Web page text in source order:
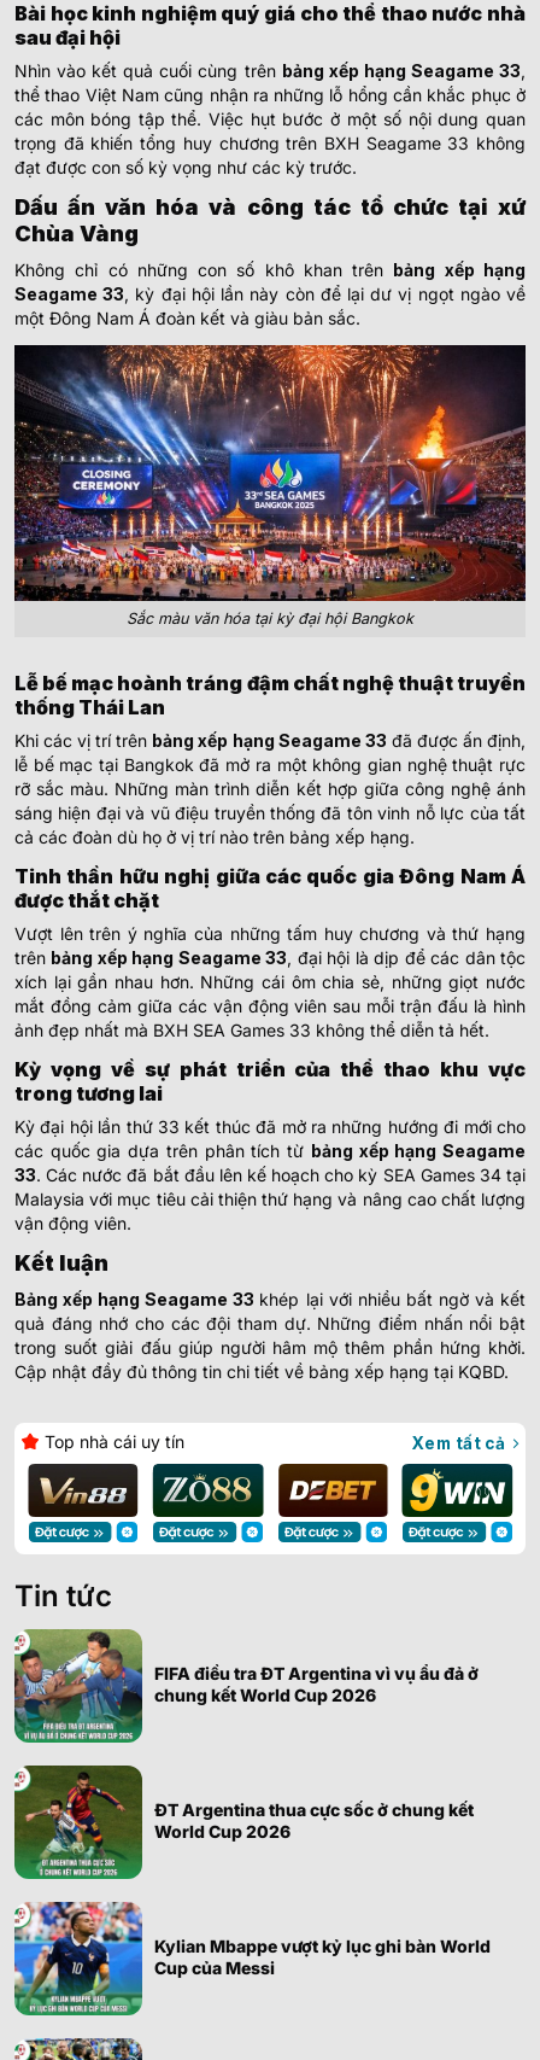
Bài học kinh nghiệm quý giá cho thể thao nước nhà
sau đại hội
Nhìn vào kết quả cuối cùng trên bảng xếp hạng Seagame 33,
thể thao Việt Nam cũng nhận ra những lỗ hổng cần khắc phục ở
các môn bóng tập thể. Việc hụt bước ở một số nội dung quan
trọng đã khiến tổng huy chương trên BXH Seagame 33 không
đạt được con số kỳ vọng như các kỳ trước.
Dấu ấn văn hóa và công tác tổ chức tại xứ
Chùa Vàng
Không chỉ có những con số khô khan trên bảng xếp hạng
Seagame 33, kỳ đại hội lần này còn để lại dư vị ngọt ngào về
một Đông Nam Á đoàn kết và giàu bản sắc.
Sắc màu văn hóa tại kỳ đại hội Bangkok
Lễ bế mạc hoành tráng đậm chất nghệ thuật truyền
thống Thái Lan
Khi các vị trí trên bảng xếp hạng Seagame 33 đã được ấn định,
lễ bế mạc tại Bangkok đã mở ra một không gian nghệ thuật rực
rỡ sắc màu. Những màn trình diễn kết hợp giữa công nghệ ánh
sáng hiện đại và vũ điệu truyền thống đã tôn vinh nỗ lực của tất
cả các đoàn dù họ ở vị trí nào trên bảng xếp hạng.
Tinh thần hữu nghị giữa các quốc gia Đông Nam Á
được thắt chặt
Vượt lên trên ý nghĩa của những tấm huy chương và thứ hạng
trên bảng xếp hạng Seagame 33, đại hội là dịp để các dân tộc
xích lại gần nhau hơn. Những cái ôm chia sẻ, những giọt nước
mắt đồng cảm giữa các vận động viên sau mỗi trận đấu là hình
ảnh đẹp nhất mà BXH SEA Games 33 không thể diễn tả hết.
Kỳ vọng về sự phát triển của thể thao khu vực
trong tương lai
Kỳ đại hội lần thứ 33 kết thúc đã mở ra những hướng đi mới cho
các quốc gia dựa trên phân tích từ bảng xếp hạng Seagame
33. Các nước đã bắt đầu lên kế hoạch cho kỳ SEA Games 34 tại
Malaysia với mục tiêu cải thiện thứ hạng và nâng cao chất lượng
vận động viên.
Kết luận
Bảng xếp hạng Seagame 33 khép lại với nhiều bất ngờ và kết
quả đáng nhớ cho các đội tham dự. Những điểm nhấn nổi bật
trong suốt giải đấu giúp người hâm mộ thêm phần hứng khởi.
Cập nhật đầy đủ thông tin chi tiết về bảng xếp hạng tại KQBD.
Top nhà cái uy tín Xem tất cả
Tin tức
FIFA điều tra ĐT Argentina vì vụ ẩu đả ở
chung kết World Cup 2026
ĐT Argentina thua cực sốc ở chung kết
World Cup 2026
Kylian Mbappe vượt kỷ lục ghi bàn World
Cup của Messi